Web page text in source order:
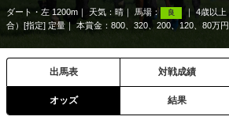
ダート・左 1200m 天気： 晴 馬場： 良 4歳以上
合）[指定] 定量
本賞金：800、320、200、120、80万円
出馬表 対戦成績
オッズ 結果